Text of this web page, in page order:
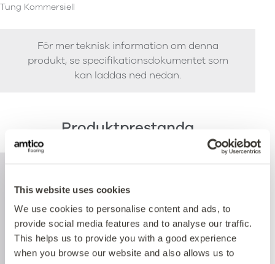
This website uses cookies
We use cookies to personalise content and ads, to
provide social media features and to analyse our traffic.
This helps us to provide you with a good experience
when you browse our website and also allows us to
Tung Kommersiell
För mer teknisk information om denna
produkt, se specifikationsdokumentet som
kan laddas ned nedan.
Produktprestanda